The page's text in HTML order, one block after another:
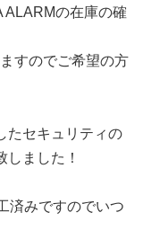
ALARMの在庫の確
すのでご希望の方
たセキュリティの
ました！
済みですのでいつ